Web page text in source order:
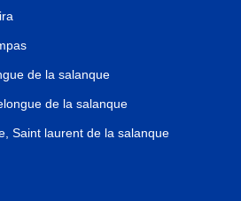
de la salanque
de la salanque
Saint laurent de la salanque